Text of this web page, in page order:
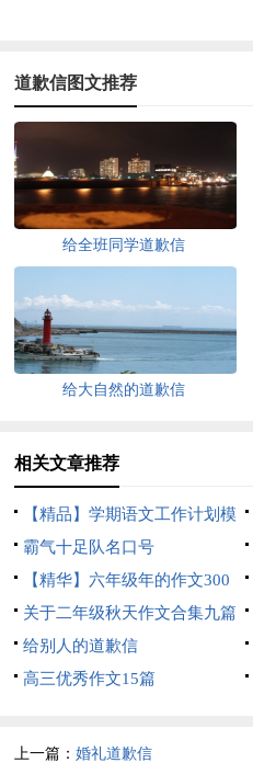
道歉信图文推荐
给全班同学道歉信
给大自然的道歉信
相关文章推荐
【精品】学期语文工作计划模
板汇编7篇
霸气十足队名口号
【精华】六年级年的作文300
字8篇
关于二年级秋天作文合集九篇
给别人的道歉信
高三优秀作文15篇
上一篇：婚礼道歉信